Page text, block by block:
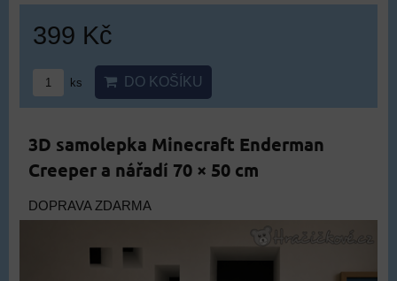
399 Kč
ks DO KOŠÍKU
3D samolepka Minecraft Enderman
Creeper a nářadí 70 × 50 cm
DOPRAVA ZDARMA